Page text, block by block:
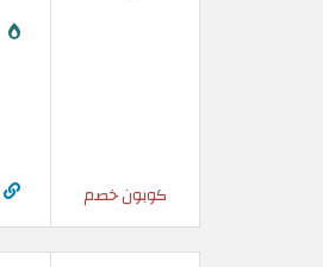
كوبون خصم